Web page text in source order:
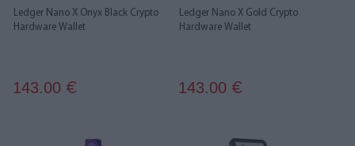
Ledger Nano X Onyx Black Crypto
Hardware Wallet
143.00 €
Ledger Nano X Gold Crypto
Hardware Wallet
143.00 €